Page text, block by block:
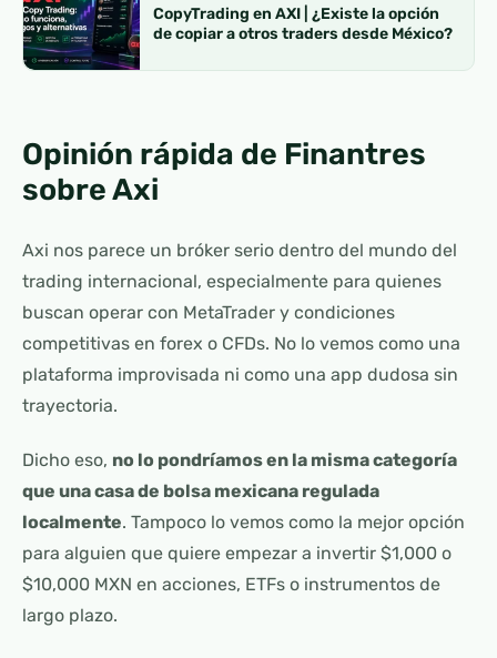
CopyTrading en AXI | ¿Existe la opción
de copiar a otros traders desde México?
Opinión rápida de Finantres
sobre Axi
Axi nos parece un bróker serio dentro del mundo del
trading internacional, especialmente para quienes
buscan operar con MetaTrader y condiciones
competitivas en forex o CFDs. No lo vemos como una
plataforma improvisada ni como una app dudosa sin
trayectoria.
Dicho eso, no lo pondríamos en la misma categoría
que una casa de bolsa mexicana regulada
localmente. Tampoco lo vemos como la mejor opción
para alguien que quiere empezar a invertir $1,000 o
$10,000 MXN en acciones, ETFs o instrumentos de
largo plazo.